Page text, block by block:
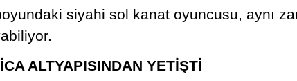
siyahi sol kanat oyuncusu, aynı
ALTYAPISINDAN YETİŞTİ